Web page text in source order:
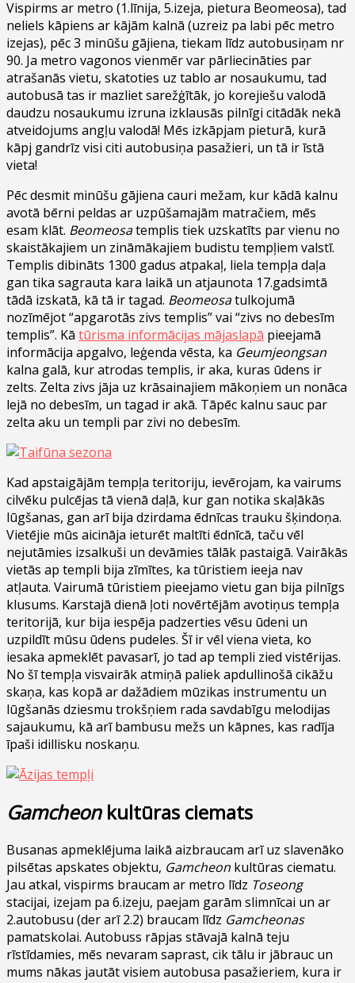
Vispirms ar metro (1.līnija, 5.izeja, pietura Beomeosa), tad
neliels kāpiens ar kājām kalnā (uzreiz pa labi pēc metro
izejas), pēc 3 minūšu gājiena, tiekam līdz autobusiņam nr
90. Ja metro vagonos vienmēr var pārliecināties par
atrašanās vietu, skatoties uz tablo ar nosaukumu, tad
autobusā tas ir mazliet sarežģītāk, jo korejiešu valodā
daudzu nosaukumu izruna izklausās pilnīgi citādāk nekā
atveidojums angļu valodā! Mēs izkāpjam pieturā, kurā
kāpj gandrīz visi citi autobusiņa pasažieri, un tā ir īstā
vieta!
Pēc desmit minūšu gājiena cauri mežam, kur kādā kalnu
avotā bērni peldas ar uzpūšamajām matračiem, mēs
esam klāt. Beomeosatemplis tiek uzskatīts par vienu no
skaistākajiem un zināmākajiem budistu tempļiem valstī.
Templis dibināts 1300 gadus atpakaļ, liela tempļa daļa
gan tika sagrauta kara laikā un atjaunota 17.gadsimtā
tādā izskatā, kā tā ir tagad. Beomeosatulkojumā
nozīmējot “apgarotās zivs templis” vai “zivs no debesīm
templis”. Kā tūrisma informācijas mājaslapā pieejamā
informācija apgalvo, leģenda vēsta, ka Geumjeongsan
kalna galā, kur atrodas templis, ir aka, kuras ūdens ir
zelts. Zelta zivs jāja uz krāsainajiem mākoņiem un nonāca
lejā no debesīm, un tagad ir akā. Tāpēc kalnu sauc par
zelta aku un templi par zivi no debesīm.
Kad apstaigājām tempļa teritoriju, ievērojam, ka vairums
cilvēku pulcējas tā vienā daļā, kur gan notika skaļākās
lūgšanas, gan arī bija dzirdama ēdnīcas trauku šķindoņa.
Vietējie mūs aicināja ieturēt maltīti ēdnīcā, taču vēl
nejutāmies izsalkuši un devāmies tālāk pastaigā. Vairākās
vietās ap templi bija zīmītes, ka tūristiem ieeja nav
atļauta. Vairumā tūristiem pieejamo vietu gan bija pilnīgs
klusums. Karstajā dienā ļoti novērtējām avotiņus tempļa
teritorijā, kur bija iespēja padzerties vēsu ūdeni un
uzpildīt mūsu ūdens pudeles. Šī ir vēl viena vieta, ko
iesaka apmeklēt pavasarī, jo tad ap templi zied vistērijas.
No šī tempļa visvairāk atmiņā paliek apdullinošā cikāžu
skaņa, kas kopā ar dažādiem mūzikas instrumentu un
lūgšanās dziesmu trokšņiem rada savdabīgu melodijas
sajaukumu, kā arī bambusu mežs un kāpnes, kas radīja
īpaši idillisku noskaņu.
Gamcheonkultūras ciemats
Busanas apmeklējuma laikā aizbraucam arī uz slavenāko
pilsētas apskates objektu, Gamcheon kultūras ciematu.
Jau atkal, vispirms braucam ar metro līdz Toseong
stacijai, izejam pa 6.izeju, paejam garām slimnīcai un ar
2.autobusu (der arī 2.2) braucam līdz Gamcheonas
pamatskolai. Autobuss rāpjas stāvajā kalnā teju
rīstīdamies, mēs nevaram saprast, cik tālu ir jābrauc un
mums nākas jautāt visiem autobusa pasažieriem, kura ir